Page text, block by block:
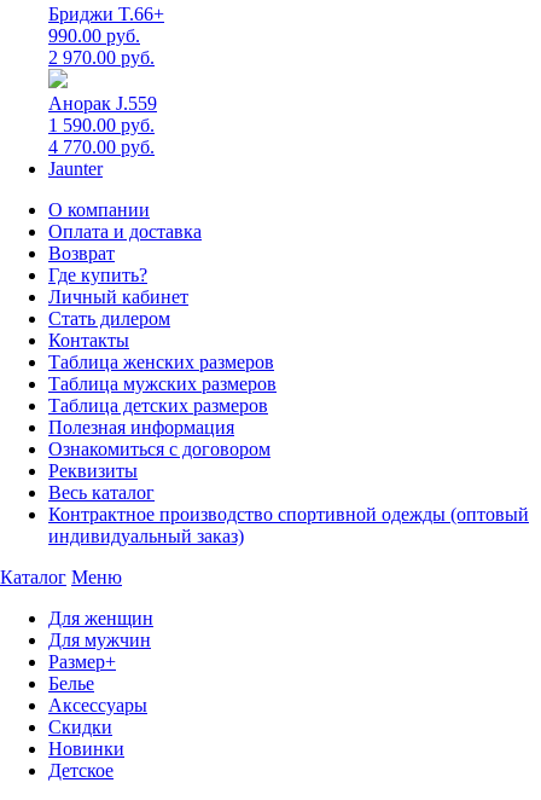
Бриджи T.66+
990.00 руб.
2 970.00 руб.
Анорак J.559
1 590.00 руб.
4 770.00 руб.
Jaunter
О компании
Оплата и доставка
Возврат
Где купить?
Личный кабинет
Стать дилером
Контакты
Таблица женских размеров
Таблица мужских размеров
Таблица детских размеров
Полезная информация
Ознакомиться с договором
Реквизиты
Весь каталог
Контрактное производство спортивной одежды (оптовый
индивидуальный заказ)
Каталог Меню
Для женщин
Для мужчин
Размер+
Белье
Аксессуары
Скидки
Новинки
Детское